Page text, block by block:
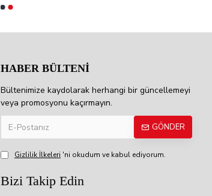
HABER BÜLTENİ
Bültenimize kaydolarak herhangi bir güncellemeyi
veya promosyonu kaçırmayın.
GÖNDER
Gizlilik İlkeleri 'ni okudum ve kabul ediyorum.
Bizi Takip Edin